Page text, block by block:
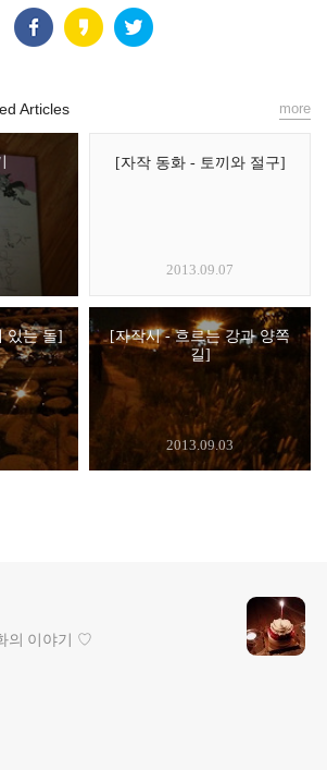
Articles
[자작 동화 - 토끼와 절구]
2013.09.07
있는 돌]
[자작시 - 흐르는 강과 양쪽
길]
2013.09.03
more
의 이야기 ♡